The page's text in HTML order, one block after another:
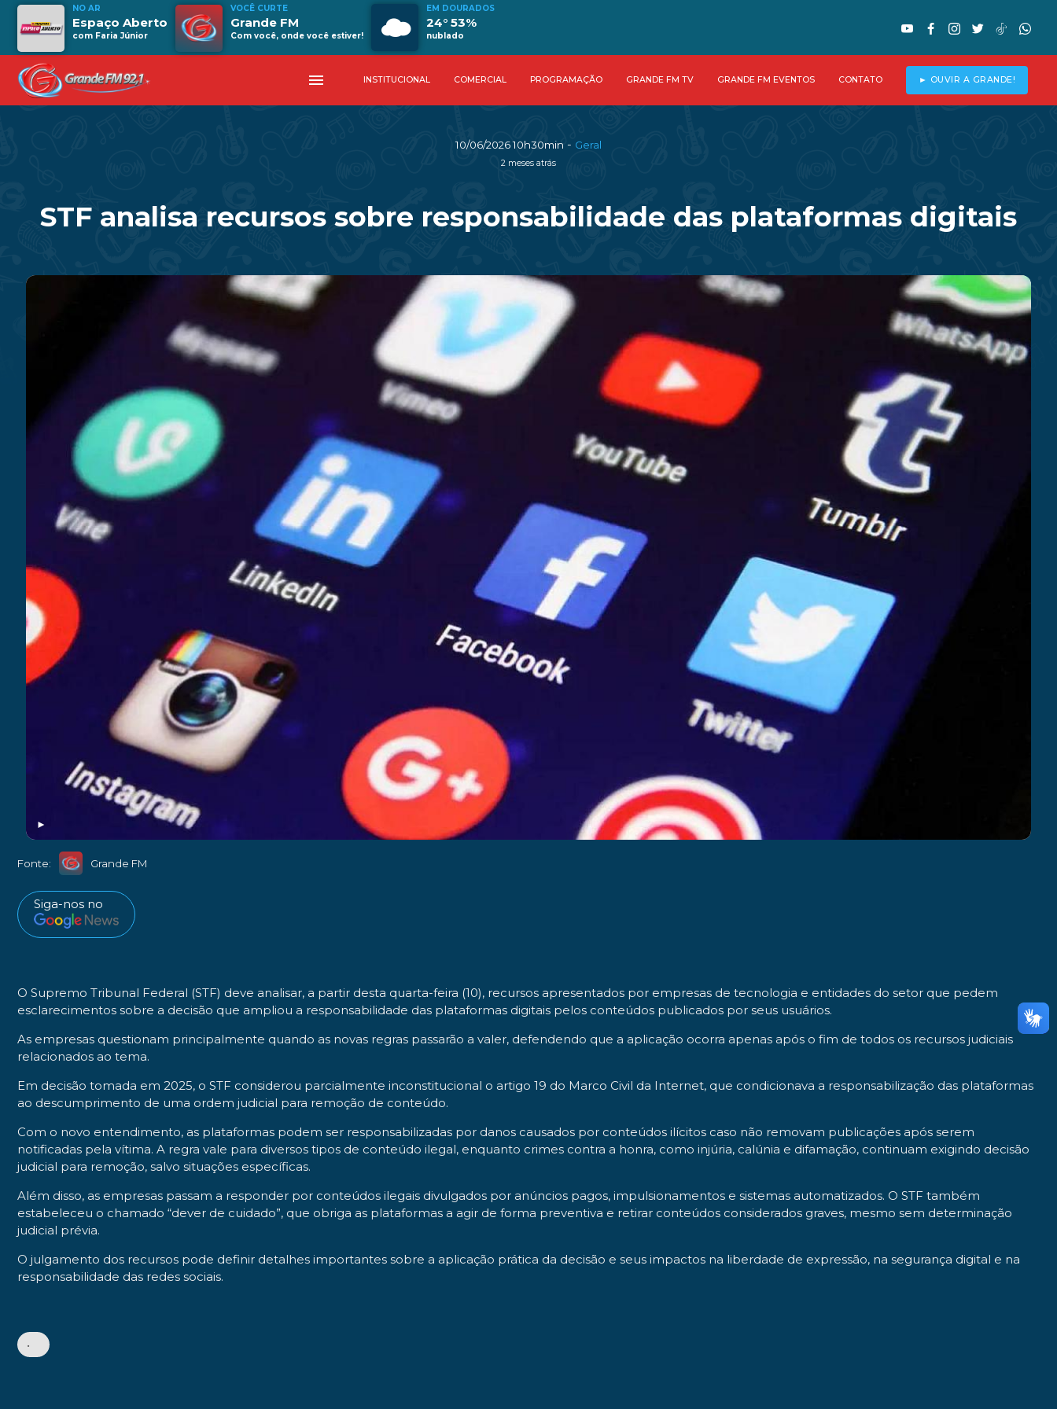
NO AR
Espaço Aberto
com Faria Júnior
VOCÊ CURTE
Grande FM
Com você, onde você estiver!
EM DOURADOS
24° 53%
nublado
menu INSTITUCIONAL COMERCIAL PROGRAMAÇÃO GRANDE FM TV GRANDE FM EVENTOS CONTATO ► OUVIR A GRANDE!
10/06/2026 10h30min - Geral
2 meses atrás
STF analisa recursos sobre responsabilidade das plataformas digitais
►
Fonte: Grande FM
Siga-nos no
O Supremo Tribunal Federal (STF) deve analisar, a partir desta quarta-feira (10), recursos apresentados por empresas de tecnologia e entidades do setor que pedem
esclarecimentos sobre a decisão que ampliou a responsabilidade das plataformas digitais pelos conteúdos publicados por seus usuários.
As empresas questionam principalmente quando as novas regras passarão a valer, defendendo que a aplicação ocorra apenas após o fim de todos os recursos judiciais
relacionados ao tema.
Em decisão tomada em 2025, o STF considerou parcialmente inconstitucional o artigo 19 do Marco Civil da Internet, que condicionava a responsabilização das plataformas
ao descumprimento de uma ordem judicial para remoção de conteúdo.
Com o novo entendimento, as plataformas podem ser responsabilizadas por danos causados por conteúdos ilícitos caso não removam publicações após serem
notificadas pela vítima. A regra vale para diversos tipos de conteúdo ilegal, enquanto crimes contra a honra, como injúria, calúnia e difamação, continuam exigindo decisão
judicial para remoção, salvo situações específicas.
Além disso, as empresas passam a responder por conteúdos ilegais divulgados por anúncios pagos, impulsionamentos e sistemas automatizados. O STF também
estabeleceu o chamado “dever de cuidado”, que obriga as plataformas a agir de forma preventiva e retirar conteúdos considerados graves, mesmo sem determinação
judicial prévia.
O julgamento dos recursos pode definir detalhes importantes sobre a aplicação prática da decisão e seus impactos na liberdade de expressão, na segurança digital e na
responsabilidade das redes sociais.
•